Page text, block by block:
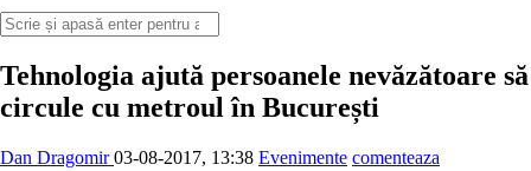
Tehnologia ajută persoanele nevăzătoare să
circule cu metroul în București
Dan Dragomir 03-08-2017, 13:38 Evenimente comenteaza